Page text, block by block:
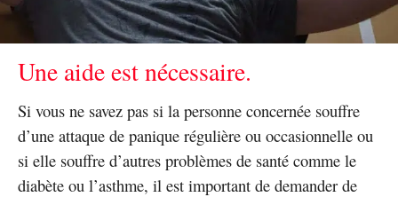
Une aide est nécessaire.
Si vous ne savez pas si la personne concernée souffre
d’une attaque de panique régulière ou occasionnelle ou
si elle souffre d’autres problèmes de santé comme le
diabète ou l’asthme, il est important de demander de